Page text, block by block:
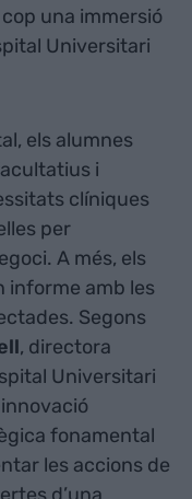
una immersió
Universitari
els alumnes
i
clíniques
per
A més, els
informe amb les
Segons
, directora
Universitari
fonamental
les accions de